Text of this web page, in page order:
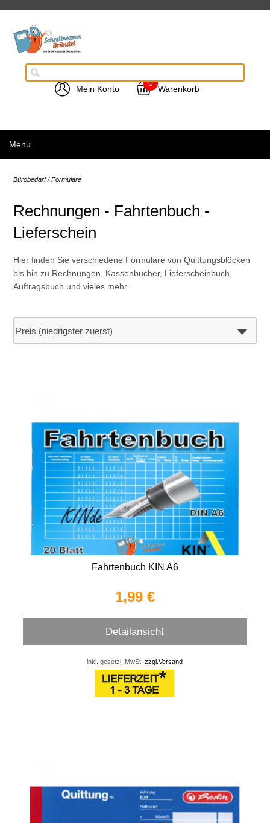
Mein Konto
0
Warenkorb
Menu
Bürobedarf/Formulare
Rechnungen - Fahrtenbuch -
Lieferschein
Hier finden Sie verschiedene Formulare von Quittungsblöcken
bis hin zu Rechnungen, Kassenbücher, Lieferscheinbuch,
Auftragsbuch und vieles mehr.
Fahrtenbuch KIN A6
1,99 €
Detailansicht
inkl. gesetzl. MwSt.zzgl.Versand